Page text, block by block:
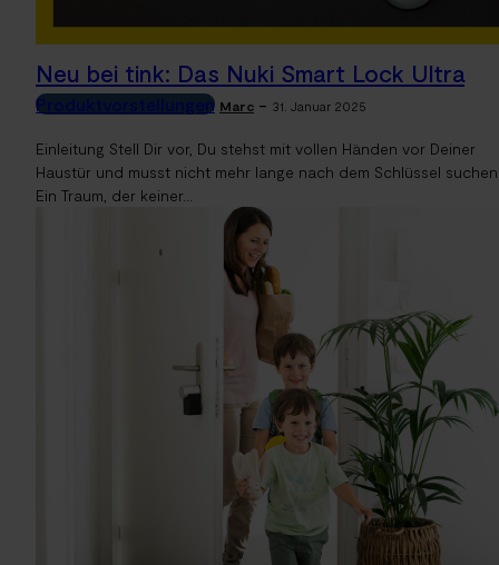
Neu bei tink: Das Nuki Smart Lock Ultra
Produktvorstellungen Marc - 31. Januar 2025
Einleitung Stell Dir vor, Du stehst mit vollen Händen vor Deiner
Haustür und musst nicht mehr lange nach dem Schlüssel
Ein Traum, der keiner...